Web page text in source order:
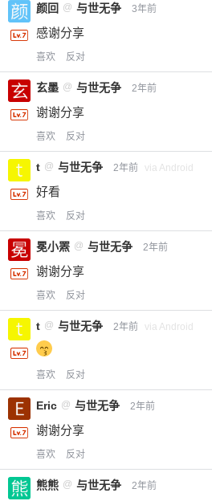
颜回 @ 与世无争 3年前
感谢分享
喜欢 反对
玄墨 @ 与世无争 2年前
谢谢分享
喜欢 反对
t @ 与世无争 2年前 via Android
好看
喜欢 反对
冕小罴 @ 与世无争 2年前
谢谢分享
喜欢 反对
t @ 与世无争 2年前 via Android
喜欢 反对
Eric @ 与世无争 2年前
谢谢分享
喜欢 反对
熊熊 @ 与世无争 2年前